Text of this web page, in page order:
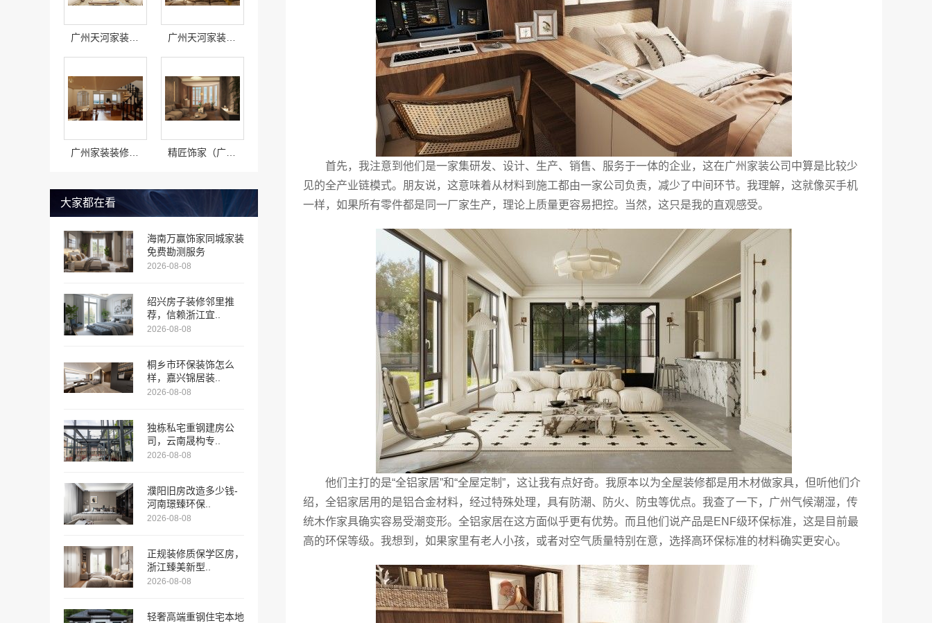
大家都在看
海南万赢饰家同城家装
免费勘测服务
2026-08-08
绍兴房子装修邻里推
荐，信赖浙江宜..
2026-08-08
桐乡市环保装饰怎么
样，嘉兴锦居装..
2026-08-08
独栋私宅重钢建房公
司，云南晟构专..
2026-08-08
濮阳旧房改造多少钱-
河南璟臻环保..
2026-08-08
正规装修质保学区房，
浙江臻美新型..
2026-08-08
轻奢高端重钢住宅本地
首先，我注意到他们是一家集研发、设计、生产、销售、服务于一体的企业，这在广州家装公司中算是比较少
见的全产业链模式。朋友说，这意味着从材料到施工都由一家公司负责，减少了中间环节。我理解，这就像买手机
一样，如果所有零件都是同一厂家生产，理论上质量更容易把控。当然，这只是我的直观感受。
他们主打的是“全铝家居”和“全屋定制”，这让我有点好奇。我原本以为全屋装修都是用木材做家具，但听他们介
绍，全铝家居用的是铝合金材料，经过特殊处理，具有防潮、防火、防虫等优点。我查了一下，广州气候潮湿，传
统木作家具确实容易受潮变形。全铝家居在这方面似乎更有优势。而且他们说产品是ENF级环保标准，这是目前最
高的环保等级。我想到，如果家里有老人小孩，或者对空气质量特别在意，选择高环保标准的材料确实更安心。